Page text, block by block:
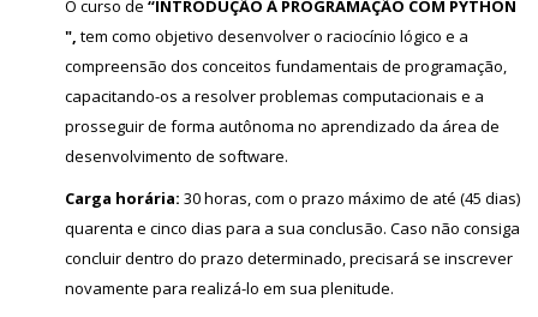
O curso de “INTRODUÇÃO À PROGRAMAÇÃO COM PYTHON
", tem como objetivo desenvolver o raciocínio lógico e a
compreensão dos conceitos fundamentais de programação,
capacitando-os a resolver problemas computacionais e a
prosseguir de forma autônoma no aprendizado da área de
desenvolvimento de software.
Carga horária: 30 horas, com o prazo máximo de até (45 dias)
quarenta e cinco dias para a sua conclusão. Caso não consiga
concluir dentro do prazo determinado, precisará se inscrever
novamente para realizá-lo em sua plenitude.